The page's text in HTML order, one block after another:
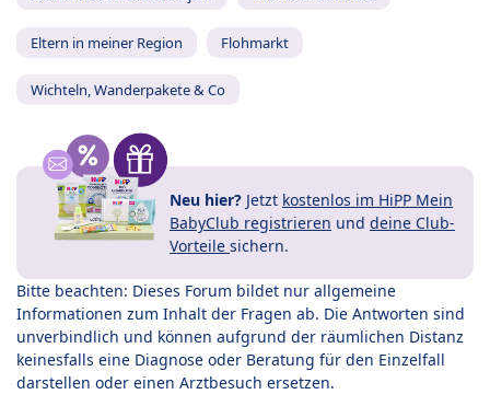
Eltern in meiner Region Flohmarkt
Wichteln, Wanderpakete & Co
Neu hier? Jetzt kostenlos im HiPP Mein
BabyClub registrieren und deine Club-
Vorteile sichern.
Bitte beachten: Dieses Forum bildet nur allgemeine
Informationen zum Inhalt der Fragen ab. Die Antworten sind
unverbindlich und können aufgrund der räumlichen Distanz
keinesfalls eine Diagnose oder Beratung für den Einzelfall
darstellen oder einen Arztbesuch ersetzen.